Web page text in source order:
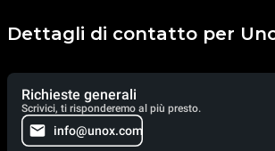
Dettagli di contatto per
Richieste generali
Scrivici, ti risponderemo al più presto.
info@unox.com